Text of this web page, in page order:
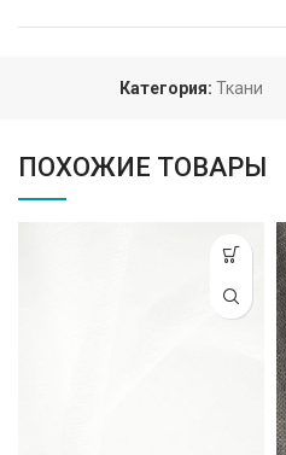
Категория: Ткани
ПОХОЖИЕ ТОВАРЫ